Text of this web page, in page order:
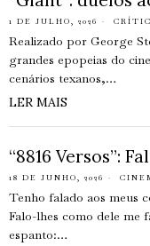
1 DE JULHO, 2026
Realizado por George
grandes epopeias do
cenários texanos,…
LER MAIS
“8816 Versos”:
18 DE JUNHO, 2026
Tenho falado aos meus
Falo-lhes como dele me
espanto:…